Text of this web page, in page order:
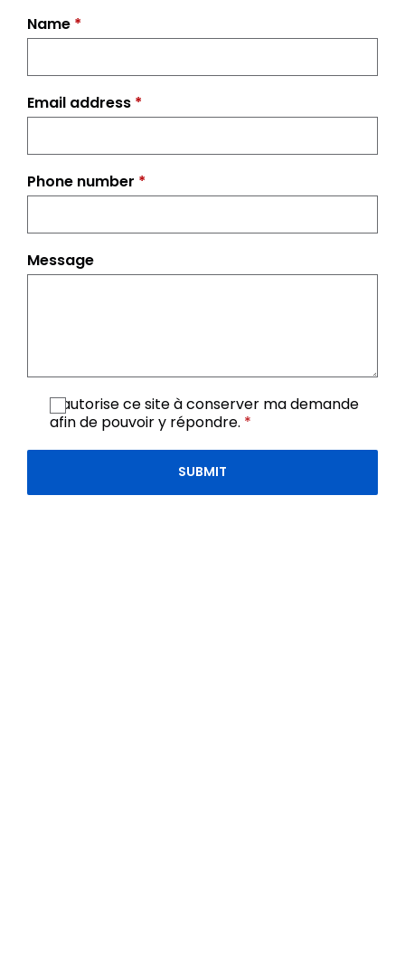
Name *
Email address *
Phone number *
Message
J’autorise ce site à conserver ma demande
afin de pouvoir y répondre. *
SUBMIT